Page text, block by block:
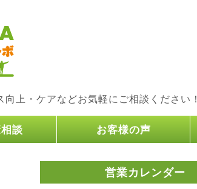
上・ケアなどお気軽にご相談ください！
談 お客様の声
営業カレンダー